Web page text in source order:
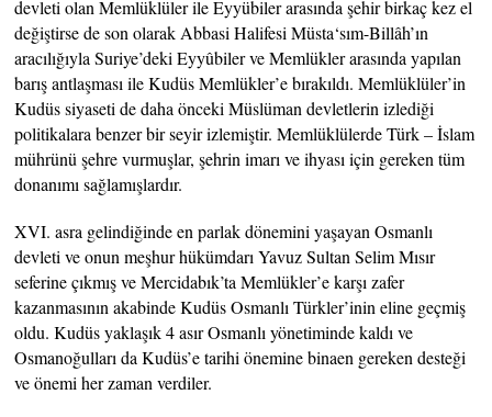
devleti olan Memlüklüler ile Eyyübiler arasında şehir birkaç kez el
değiştirse de son olarak Abbasi Halifesi Müsta‘sım-Billâh’ın
aracılığıyla Suriye’deki Eyyûbiler ve Memlükler arasında yapılan
barış antlaşması ile Kudüs Memlükler’e bırakıldı. Memlüklüler’in
Kudüs siyaseti de daha önceki Müslüman devletlerin izlediği
politikalara benzer bir seyir izlemiştir. Memlüklülerde Türk – İslam
mührünü şehre vurmuşlar, şehrin imarı ve ihyası için gereken tüm
donanımı sağlamışlardır.
XVI. asra gelindiğinde en parlak dönemini yaşayan Osmanlı
devleti ve onun meşhur hükümdarı Yavuz Sultan Selim Mısır
seferine çıkmış ve Mercidabık’ta Memlükler’e karşı zafer
kazanmasının akabinde Kudüs Osmanlı Türkler’inin eline geçmiş
oldu. Kudüs yaklaşık 4 asır Osmanlı yönetiminde kaldı ve
Osmanoğulları da Kudüs’e tarihi önemine binaen gereken desteği
ve önemi her zaman verdiler.